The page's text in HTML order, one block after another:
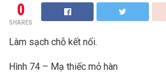
0
SHARES
Làm sạch chỗ kết nối.
Hình 74 – Mạ thiếc mỏ hàn